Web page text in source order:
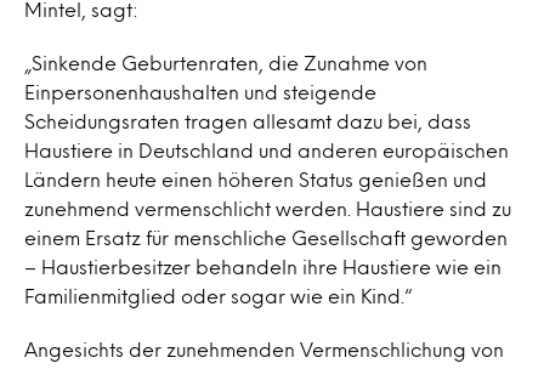
Mintel, sagt:
„Sinkende Geburtenraten, die Zunahme von
Einpersonenhaushalten und steigende
Scheidungsraten tragen allesamt dazu bei, dass
Haustiere in Deutschland und anderen europäischen
Ländern heute einen höheren Status genießen und
zunehmend vermenschlicht werden. Haustiere sind zu
einem Ersatz für menschliche Gesellschaft geworden
– Haustierbesitzer behandeln ihre Haustiere wie ein
Familienmitglied oder sogar wie ein Kind.“
Angesichts der zunehmenden Vermenschlichung von